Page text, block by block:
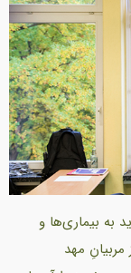
به بیماری‌ها و
مربیانِ مهد